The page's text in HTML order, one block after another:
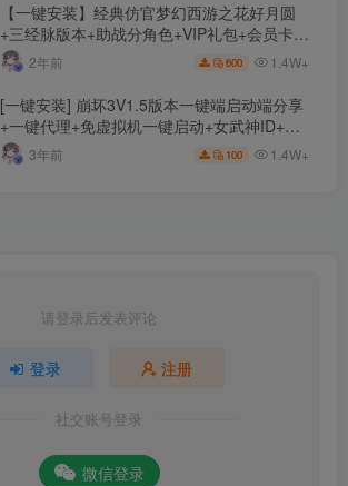
【一键安装】经典仿官梦幻西游之花好月圆
+三经脉版本+助战分角色+VIP礼包+会员卡
+剧情活动+视频搭建及其他修改资料
2年前 600 1.4W+
[一键安装] 崩坏3V1.5版本一键端启动端分享
+一键代理+免虚拟机一键启动+女武神ID+详
细指令+极简一键修改
3年前 100 1.4W+
请登录后发表评论
登录 注册
社交账号登录
微信登录